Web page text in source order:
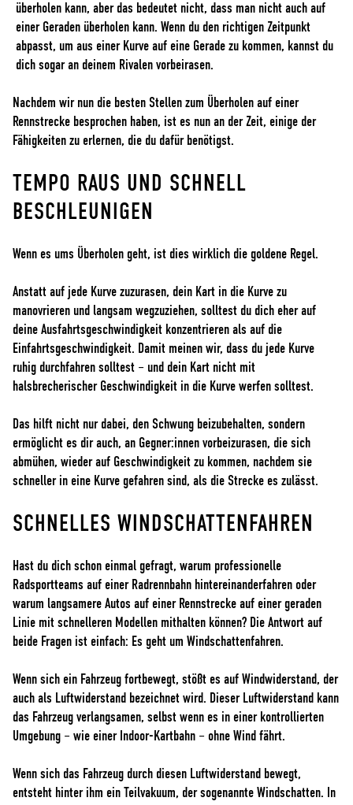
überholen kann, aber das bedeutet nicht, dass man nicht auch auf
einer Geraden überholen kann. Wenn du den richtigen Zeitpunkt
abpasst, um aus einer Kurve auf eine Gerade zu kommen, kannst du
dich sogar an deinem Rivalen vorbeirasen.
Nachdem wir nun die besten Stellen zum Überholen auf einer
Rennstrecke besprochen haben, ist es nun an der Zeit, einige der
Fähigkeiten zu erlernen, die du dafür benötigst.
TEMPO RAUS UND SCHNELL
BESCHLEUNIGEN
Wenn es ums Überholen geht, ist dies wirklich die goldene Regel.
Anstatt auf jede Kurve zuzurasen, dein Kart in die Kurve zu
manovrieren und langsam wegzuziehen, solltest du dich eher auf
deine Ausfahrtsgeschwindigkeit konzentrieren als auf die
Einfahrtsgeschwindigkeit. Damit meinen wir, dass du jede Kurve
ruhig durchfahren solltest – und dein Kart nicht mit
halsbrecherischer Geschwindigkeit in die Kurve werfen solltest.
Das hilft nicht nur dabei, den Schwung beizubehalten, sondern
ermöglicht es dir auch, an Gegner:innen vorbeizurasen, die sich
abmühen, wieder auf Geschwindigkeit zu kommen, nachdem sie
schneller in eine Kurve gefahren sind, als die Strecke es zulässt.
SCHNELLES WINDSCHATTENFAHREN
Hast du dich schon einmal gefragt, warum professionelle
Radsportteams auf einer Radrennbahn hintereinanderfahren oder
warum langsamere Autos auf einer Rennstrecke auf einer geraden
Linie mit schnelleren Modellen mithalten können? Die Antwort auf
beide Fragen ist einfach: Es geht um Windschattenfahren.
Wenn sich ein Fahrzeug fortbewegt, stößt es auf Windwiderstand, der
auch als Luftwiderstand bezeichnet wird. Dieser Luftwiderstand kann
das Fahrzeug verlangsamen, selbst wenn es in einer kontrollierten
Umgebung – wie einer Indoor-Kartbahn – ohne Wind fährt.
Wenn sich das Fahrzeug durch diesen Luftwiderstand bewegt,
entsteht hinter ihm ein Teilvakuum, der sogenannte Windschatten. In